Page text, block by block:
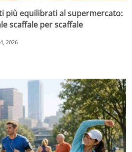
più equilibrati al supermercato:
scaffale per scaffale
2026